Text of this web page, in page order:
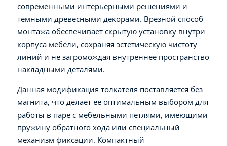
современными интерьерными решениями и
темными древесными декорами. Врезной способ
монтажа обеспечивает скрытую установку внутри
корпуса мебели, сохраняя эстетическую чистоту
линий и не загромождая внутреннее пространство
накладными деталями.
Данная модификация толкателя поставляется без
магнита, что делает ее оптимальным выбором для
работы в паре с мебельными петлями, имеющими
пружину обратного хода или специальный
механизм фиксации. Компактный